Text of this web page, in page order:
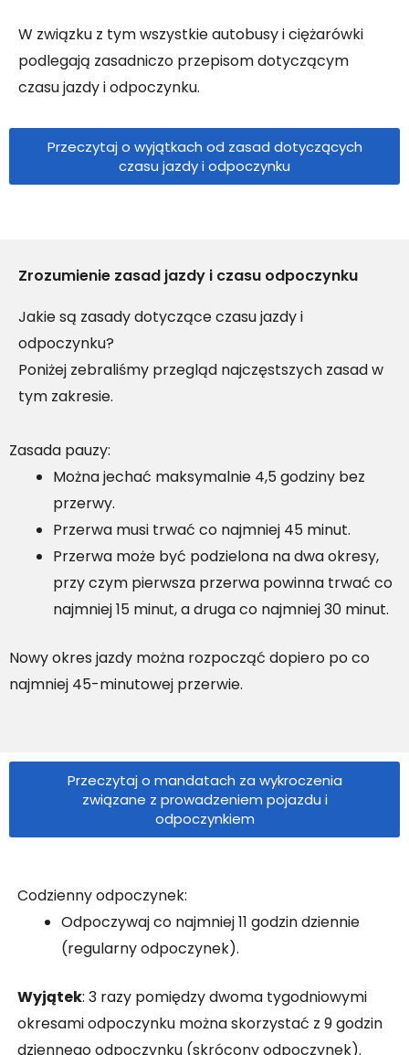
W związku z tym wszystkie autobusy i ciężarówki
podlegają zasadniczo przepisom dotyczącym
czasu jazdy i odpoczynku.
Przeczytaj o wyjątkach od zasad dotyczących
czasu jazdy i odpoczynku
Zrozumienie zasad jazdy i czasu odpoczynku
Jakie są zasady dotyczące czasu jazdy i
odpoczynku?
Poniżej zebraliśmy przegląd najczęstszych zasad w
tym zakresie.
Zasada pauzy:
Można jechać maksymalnie 4,5 godziny bez
przerwy.
Przerwa musi trwać co najmniej 45 minut.
Przerwa może być podzielona na dwa okresy,
przy czym pierwsza przerwa powinna trwać co
najmniej 15 minut, a druga co najmniej 30 minut.
Nowy okres jazdy można rozpocząć dopiero po co
najmniej 45-minutowej przerwie.
Przeczytaj o mandatach za wykroczenia
związane z prowadzeniem pojazdu i
odpoczynkiem
Codzienny odpoczynek:
Odpoczywaj co najmniej 11 godzin dziennie
(regularny odpoczynek).
Wyjątek: 3 razy pomiędzy dwoma tygodniowymi
okresami odpoczynku można skorzystać z 9 godzin
dziennego odpoczynku (skrócony odpoczynek).